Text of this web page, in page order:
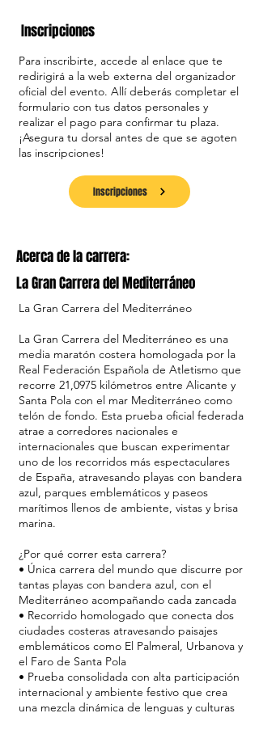
Inscripciones
Para inscribirte, accede al enlace que te
redirigirá a la web externa del organizador
oficial del evento. Allí deberás completar el
formulario con tus datos personales y
realizar el pago para confirmar tu plaza.
¡Asegura tu dorsal antes de que se agoten
las inscripciones!
Inscripciones
Acerca de la carrera:
La Gran Carrera del Mediterráneo
La Gran Carrera del Mediterráneo
La Gran Carrera del Mediterráneo es una
media maratón costera homologada por la
Real Federación Española de Atletismo que
recorre 21,0975 kilómetros entre Alicante y
Santa Pola con el mar Mediterráneo como
telón de fondo. Esta prueba oficial federada
atrae a corredores nacionales e
internacionales que buscan experimentar
uno de los recorridos más espectaculares
de España, atravesando playas con bandera
azul, parques emblemáticos y paseos
marítimos llenos de ambiente, vistas y brisa
marina.
¿Por qué correr esta carrera?
• Única carrera del mundo que discurre por
tantas playas con bandera azul, con el
Mediterráneo acompañando cada zancada
• Recorrido homologado que conecta dos
ciudades costeras atravesando paisajes
emblemáticos como El Palmeral, Urbanova y
el Faro de Santa Pola
• Prueba consolidada con alta participación
internacional y ambiente festivo que crea
una mezcla dinámica de lenguas y culturas